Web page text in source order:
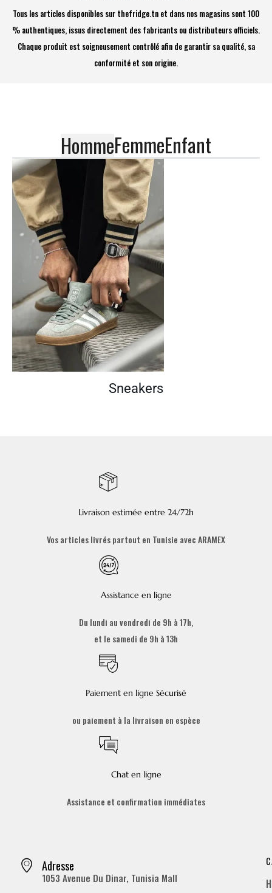
Tous les articles disponibles sur thefridge.tn et dans nos magasins sont 100
% authentiques, issus directement des fabricants ou distributeurs officiels.
Chaque produit est soigneusement contrôlé afin de garantir sa qualité, sa
conformité et son origine.
HommeFemmeEnfant
Sneakers
Livraison estimée entre 24/72h
Vos articles livrés partout en Tunisie avec ARAMEX
Assistance en ligne
Du lundi au vendredi de 9h à 17h,
et le samedi de 9h à 13h
Paiement en ligne Sécurisé
ou paiement à la livraison en espèce
Chat en ligne
Assistance et confirmation immédiates
Adresse
1053 Avenue Du Dinar, Tunisia Mall